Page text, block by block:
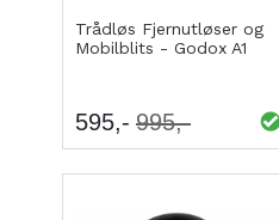
Trådløs Fjernutløser og
Mobilblits - Godox A1
Kjøp
LEGG
595 995